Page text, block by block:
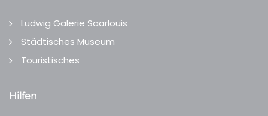
Ludwig Galerie Saarlouis
Städtisches Museum
Touristisches
Hilfen